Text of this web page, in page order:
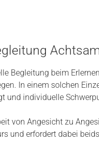
Begleitung beim
In einem solchen
und individuelle
von Angesicht zu
und erfordert dabei